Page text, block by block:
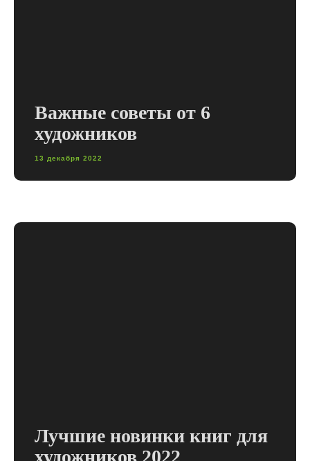
Важные советы от 6
художников
13 декабря 2022
Лучшие новинки книг для
художников 2022